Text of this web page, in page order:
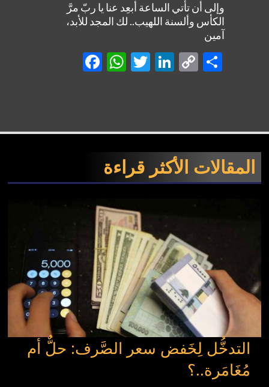
وإلى أن تأتي الساعة أبعِد عنا يا ربّ مرَّ
الكأس وألسنة اللهيب.. لك المجد للأبد،
آمين
Facebook
WhatsApp
Twitter
LinkedIn
Copy
المقالات الأكثر قراءة
التدخُّل لِخَفض سعر الصَّرف: حلٌّ أم
مُغَامَرة..؟